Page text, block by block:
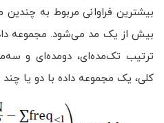
بیشترین فراوانی مربوط به
بیش از یک مد می‌شود. مجموعه
ترتیب تک‌مده‌ای، دومده‌ای و
کلی، یک مجموعه داده با دو یا